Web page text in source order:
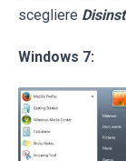
scegliere
Windows 7: